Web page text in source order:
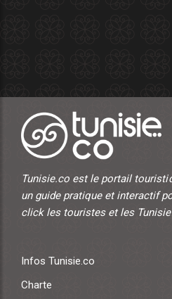
Tunisie.co est le portail
un guide pratique et interactif
click les touristes et les
Infos Tunisie.co
Charte